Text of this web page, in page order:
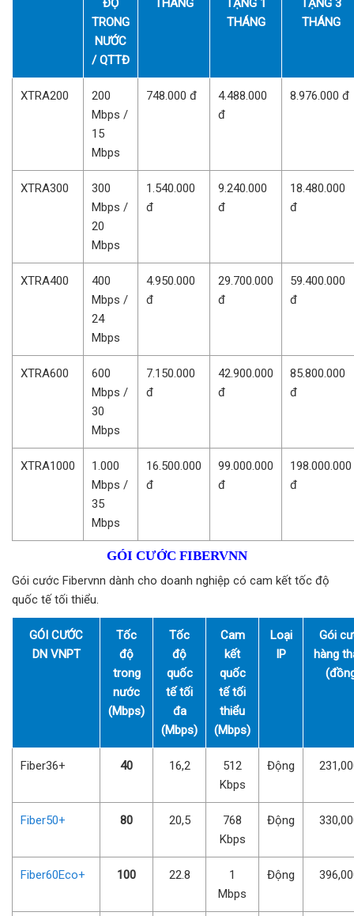
ĐỘ
TRONG
NƯỚC
/ QTTĐ
THÁNG
TẶNG 1
THÁNG
TẶNG 3
THÁNG
XTRA200
200
Mbps /
15
Mbps
748.000 đ
4.488.000
đ
8.976.000 đ
XTRA300
300
Mbps /
20
Mbps
1.540.000
đ
9.240.000
đ
18.480.000
đ
XTRA400
400
Mbps /
24
Mbps
4.950.000
đ
29.700.000
đ
59.400.000
đ
XTRA600
600
Mbps /
30
Mbps
7.150.000
đ
42.900.000
đ
85.800.000
đ
XTRA1000
1.000
Mbps /
35
Mbps
16.500.000
đ
99.000.000
đ
198.000.000
đ
GÓI CƯỚC FIBERVNN
Gói cước Fibervnn dành cho doanh nghiệp có cam kết tốc độ
quốc tế tối thiểu.
GÓI CƯỚC
DN VNPT
Tốc
độ
trong
nước
(Mbps)
Tốc
độ
quốc
tế tối
đa
(Mbps)
Cam
kết
quốc
tế tối
thiểu
(Mbps)
Loại
IP
Gói
hàng
Fiber36+ 40 16,2
512
Kbps
Động
Fiber50+ 80 20,5
768
Kbps
Động
Fiber60Eco+ 100 22.8
1
Mbps
Động